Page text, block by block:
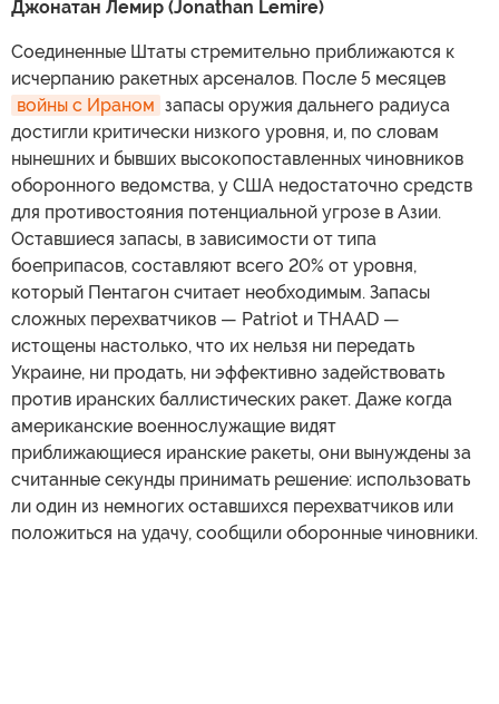
Джонатан Лемир (Jonathan Lemire)
Соединенные Штаты стремительно приближаются к
исчерпанию ракетных арсеналов. После 5 месяцев
войны с Ираном запасы оружия дальнего радиуса
достигли критически низкого уровня, и, по словам
нынешних и бывших высокопоставленных чиновников
оборонного ведомства, у США недостаточно средств
для противостояния потенциальной угрозе в Азии.
Оставшиеся запасы, в зависимости от типа
боеприпасов, составляют всего 20% от уровня,
который Пентагон считает необходимым. Запасы
сложных перехватчиков — Patriot и THAAD —
истощены настолько, что их нельзя ни передать
Украине, ни продать, ни эффективно задействовать
против иранских баллистических ракет. Даже когда
американские военнослужащие видят
приближающиеся иранские ракеты, они вынуждены за
считанные секунды принимать решение: использовать
ли один из немногих оставшихся перехватчиков или
положиться на удачу, сообщили оборонные чиновники.